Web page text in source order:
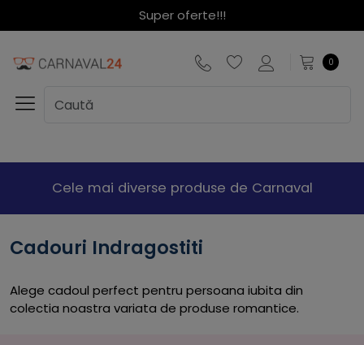
Super oferte!!!
0
Cele mai diverse produse de Carnaval
Cadouri Indragostiti
Alege cadoul perfect pentru persoana iubita din
colectia noastra variata de produse romantice.